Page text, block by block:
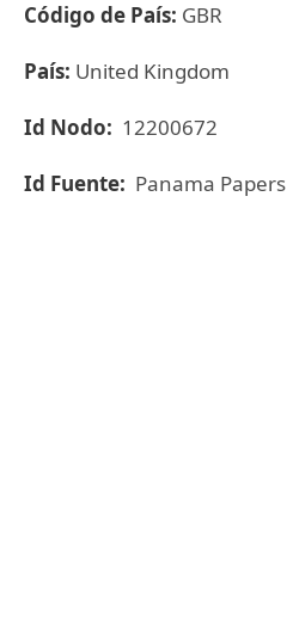
Código de País: GBR
País: United Kingdom
Id Nodo: 12200672
Id Fuente: Panama Papers